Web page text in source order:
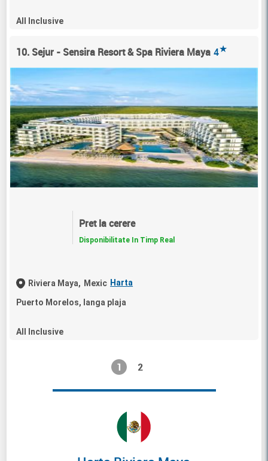
All Inclusive
10. Sejur - Sensira Resort & Spa Riviera Maya 4★
Pret la cerere
Disponibilitate In Timp Real
Riviera Maya, Mexic Harta
Puerto Morelos, langa plaja
All Inclusive
1 2